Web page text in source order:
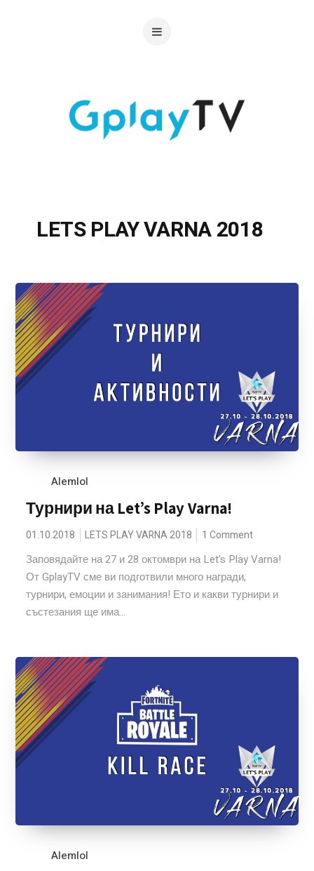
LETS PLAY VARNA 2018
Alemlol
Турнири на Let’s Play Varna!
01.10.2018 LETS PLAY VARNA 2018 1 Comment
Заповядайте на 27 и 28 октомври на Let's Play Varna!
От GplayTV сме ви подготвили много награди,
турнири, емоции и занимания! Ето и какви турнири и
състезания ще има...
Alemlol